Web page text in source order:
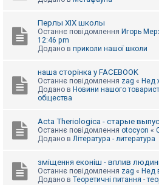
Перлы ХІХ школы
Останнє повідомлення Игорь
12:46 pm
Додано в приколи нашої школи
наша сторінка у FACEBOOK
Останнє повідомлення zag « Нед
Додано в Новини нашого
общества
Acta Theriologica - старые
Останнє повідомлення otocyon «
Додано в Література - литература
зміщення еконіш - вплив
Останнє повідомлення zag « Нед
Додано в Теоретичні питання -